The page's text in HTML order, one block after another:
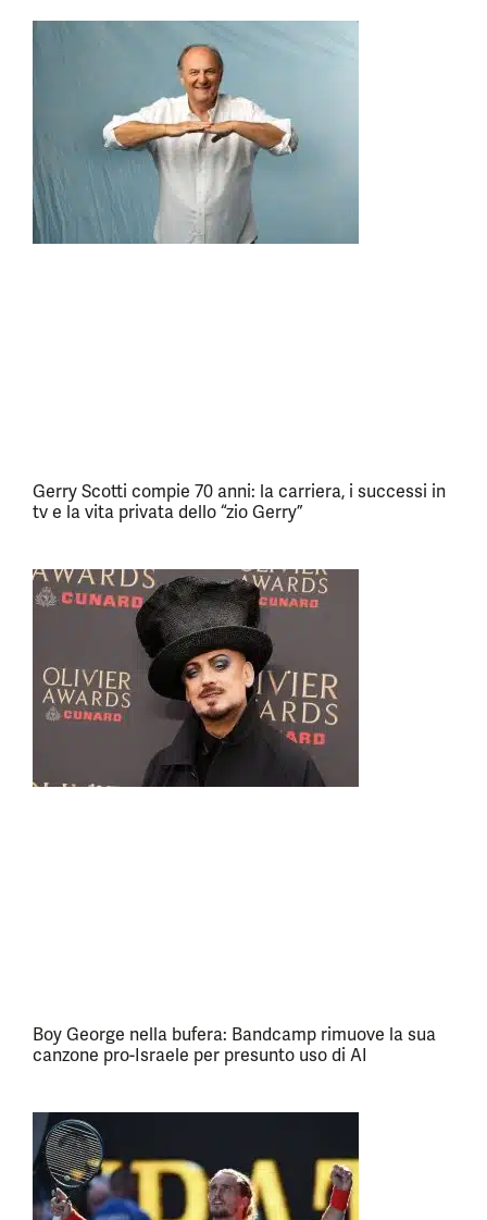
Gerry Scotti compie 70 anni: la carriera, i successi in
tv e la vita privata dello “zio Gerry”
Boy George nella bufera: Bandcamp rimuove la sua
canzone pro-Israele per presunto uso di AI